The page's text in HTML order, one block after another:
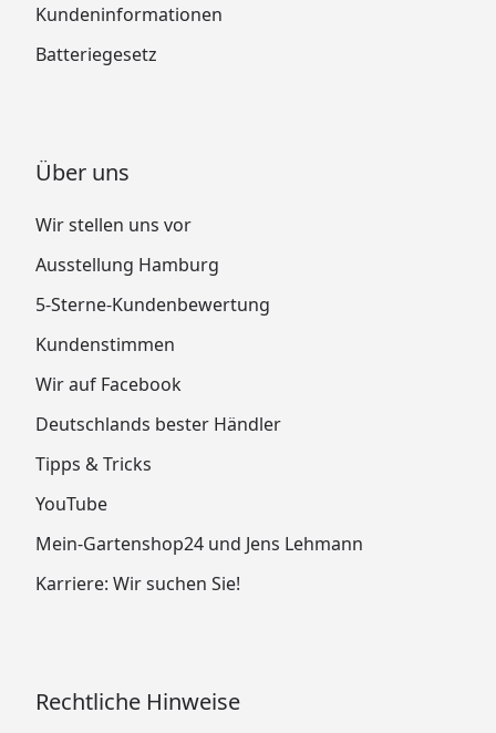
Kundeninformationen
Batteriegesetz
Über uns
Wir stellen uns vor
Ausstellung Hamburg
5-Sterne-Kundenbewertung
Kundenstimmen
Wir auf Facebook
Deutschlands bester Händler
Tipps & Tricks
YouTube
Mein-Gartenshop24 und Jens Lehmann
Karriere: Wir suchen Sie!
Rechtliche Hinweise